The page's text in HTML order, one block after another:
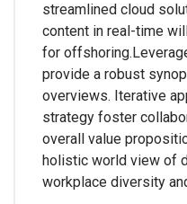
streamlined cloud
content in real-time
for
provide a robust
overviews. Iterative
strategy foster
overall value
holistic world view of
workplace diversity